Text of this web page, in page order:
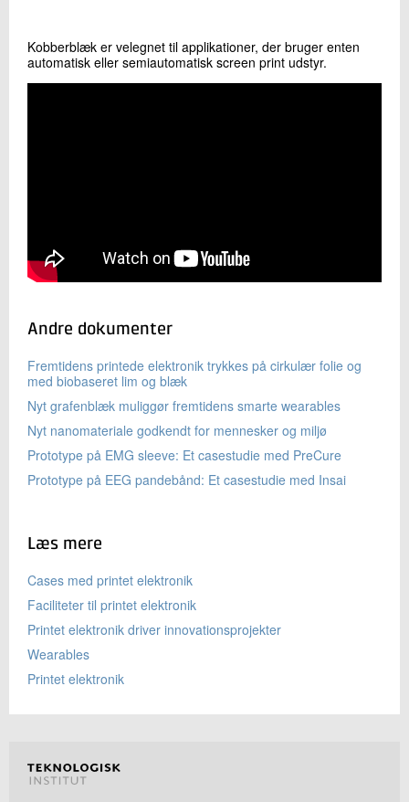
Kobberblæk er velegnet til applikationer, der bruger enten
automatisk eller semiautomatisk screen print udstyr.
Andre dokumenter
Fremtidens printede elektronik trykkes på cirkulær folie og
med biobaseret lim og blæk
Nyt grafenblæk muliggør fremtidens smarte wearables
Nyt nanomateriale godkendt for mennesker og miljø
Prototype på EMG sleeve: Et casestudie med PreCure
Prototype på EEG pandebånd: Et casestudie med Insai
Læs mere
Cases med printet elektronik
Faciliteter til printet elektronik
Printet elektronik driver innovationsprojekter
Wearables
Printet elektronik